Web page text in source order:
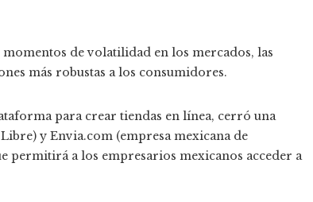
de volatilidad en los mercados, las
más robustas a los consumidores.
para crear tiendas en línea, cerró una
y Envia.com (empresa mexicana de
permitirá a los empresarios mexicanos acceder a